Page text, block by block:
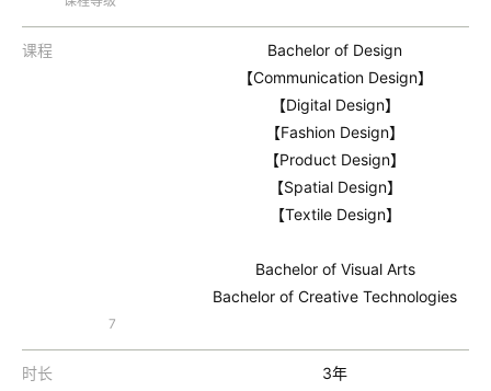
签
签
课程
Bachelor of Design
【Communication Design】
【Digital Design】
【Fashion Design】
【Product Design】
【Spatial Design】
【Textile Design】
Bachelor of Visual Arts
Bachelor of Creative Technologies
7
时长 3年